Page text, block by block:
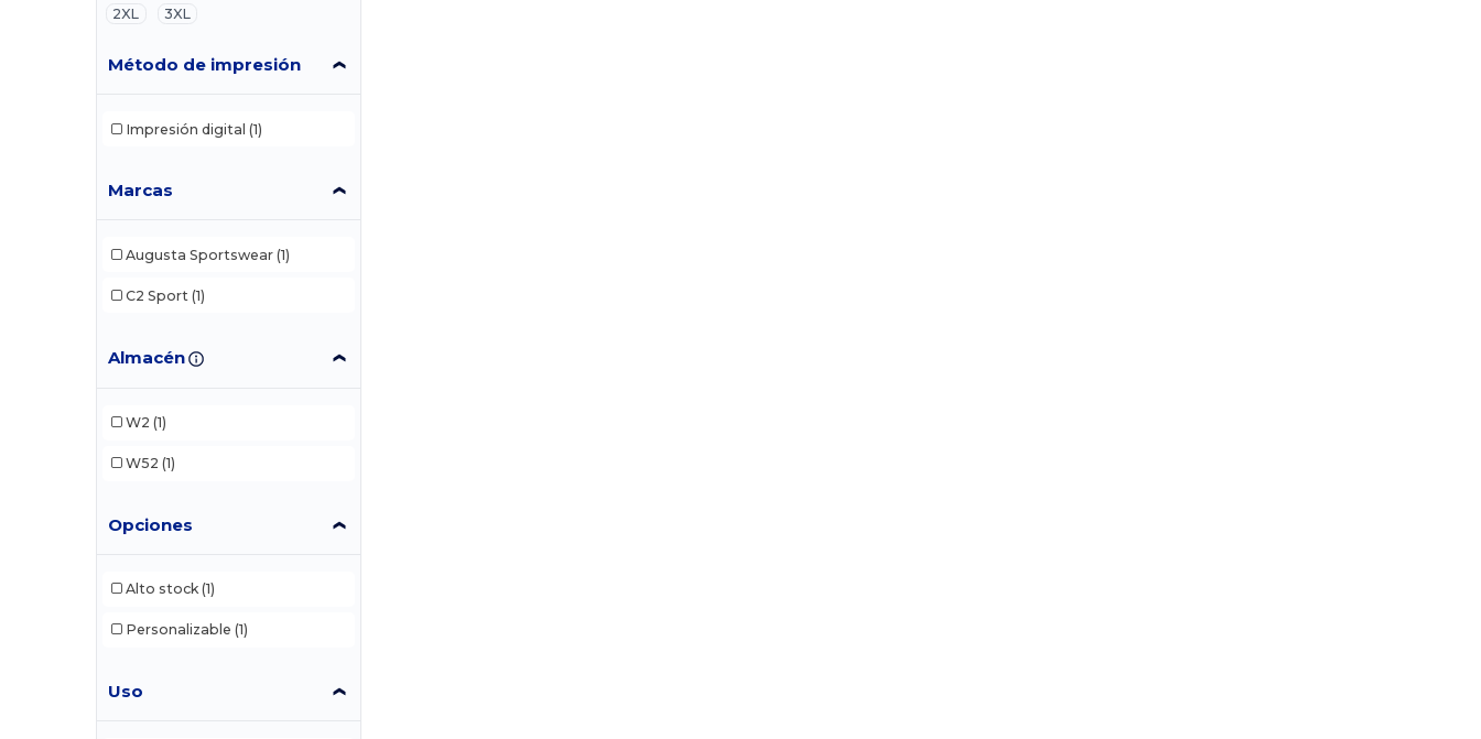
2XL
3XL
Método de impresión
Impresión digital (1)
Marcas
Augusta Sportswear (1)
C2 Sport (1)
Almacén
W2 (1)
W52 (1)
Opciones
Alto stock (1)
Personalizable (1)
Uso